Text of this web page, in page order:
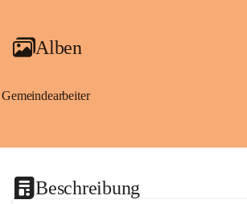
Alben
Gemeindearbeiter
Beschreibung